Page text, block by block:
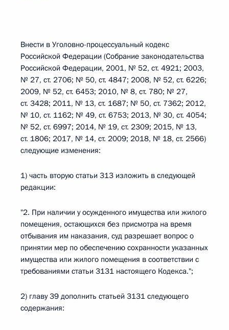
Внести в Уголовно-процессуальный кодекс
Российской Федерации (Собрание законодательства
Российской Федерации, 2001, № 52, ст. 4921; 2003,
№ 27, ст. 2706; № 50, ст. 4847; 2008, № 52, ст. 6226;
2009, № 52, ст. 6453; 2010, № 8, ст. 780; № 27,
ст. 3428; 2011, № 13, ст. 1687; № 50, ст. 7362; 2012,
№ 10, ст. 1162; № 49, ст. 6753; 2013, № 30, ст. 4054;
№ 52, ст. 6997; 2014, № 19, ст. 2309; 2015, № 13,
ст. 1806; 2017, № 14, ст. 2009; 2018, № 18, ст. 2566)
следующие изменения:
1) часть вторую статьи 313 изложить в следующей
редакции:
"2. При наличии у осужденного имущества или жилого
помещения, остающихся без присмотра на время
отбывания им наказания, суд разрешает вопрос о
принятии мер по обеспечению сохранности указанных
имущества или жилого помещения в соответствии с
требованиями статьи 3131 настоящего Кодекса.";
2) главу 39 дополнить статьей 3131 следующего
содержания: